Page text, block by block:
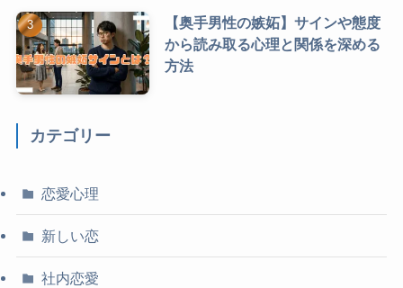
【奥手男性の嫉妬】サインや態度
から読み取る心理と関係を深める
方法
カテゴリー
恋愛心理
新しい恋
社内恋愛